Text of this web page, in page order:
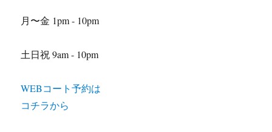
月〜金 1pm - 10pm
土日祝 9am - 10pm
WEBコート予約は
コチラから